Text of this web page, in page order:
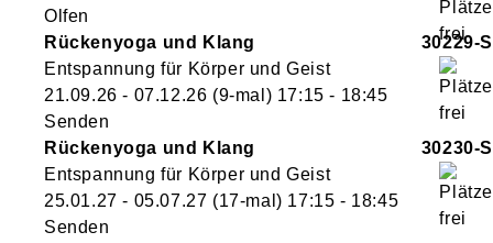
Olfen
Rückenyoga und Klang
30229-S
Entspannung für Körper und Geist
21.09.26 - 07.12.26 (9-mal) 17:15 - 18:45
Senden
Rückenyoga und Klang
30230-S
Entspannung für Körper und Geist
25.01.27 - 05.07.27 (17-mal) 17:15 - 18:45
Senden